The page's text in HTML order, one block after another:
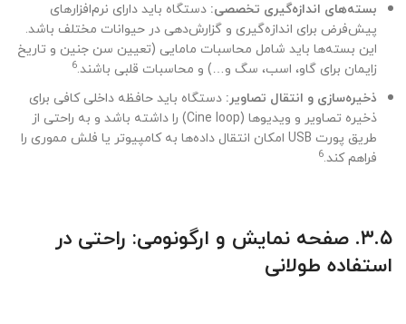
بسته‌های اندازه‌گیری تخصصی: دستگاه باید دارای نرم‌افزارهای
پیش‌فرض برای اندازه‌گیری و گزارش‌دهی در حیوانات مختلف باشد.
این بسته‌ها باید شامل محاسبات مامایی (تعیین سن جنین و تاریخ
زایمان برای گاو، اسب، سگ و…) و محاسبات قلبی باشند.6
ذخیره‌سازی و انتقال تصاویر: دستگاه باید حافظه داخلی کافی برای
ذخیره تصاویر و ویدیوها (Cine loop) را داشته باشد و به راحتی از
طریق پورت USB امکان انتقال داده‌ها به کامپیوتر یا فلش مموری را
فراهم کند.6
۳.۵. صفحه نمایش و ارگونومی: راحتی در
استفاده طولانی